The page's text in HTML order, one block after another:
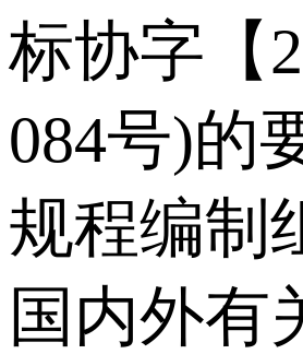
标协字【
084号)的
规程编制
国内外有